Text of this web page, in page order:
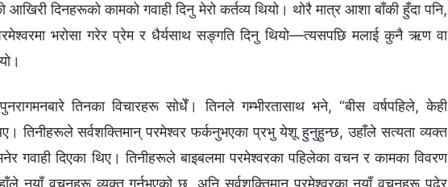
दिनहरूको कामको गवाही दिनु मेरो कर्तव्य थियो। थोरै मात्र आशा बाँकी हुँदा पनि,
भरोसा गरेर प्रेम र धैर्यसाथ सङ्गति दिनु थियो—त्यसपछि मलाई कुनै ऋण वा
तिनका विचारहरू सोधेँ। तिनले गम्‍भीरतासाथ भने, “बीस वर्षपहिले, केही
तिनीहरूले सर्वशक्तिमान्‌ परमेश्‍वर फर्कनुभएका प्रभु येशू हुनुहुन्छ, उहाँले सत्यता व्यक्त
गवाही दिएका थिए। तिनीहरूले बाइबलमा परमेश्‍वरका पहिलेका वचन र कामका विवरण
वचनहरू व्यक्त गर्नुभएको छ, अनि सर्वशक्तिमान्‌ परमेश्‍वरका नयाँ वचनहरू पढेर